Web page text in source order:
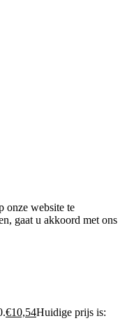
onze website te
gaat u akkoord met ons
€10,54Huidige prijs is: